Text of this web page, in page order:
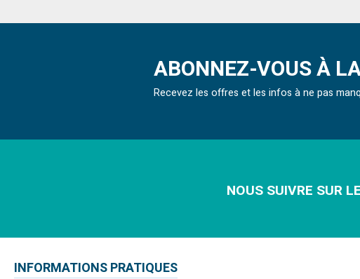
ABONNEZ-VOUS À
Recevez les offres et les infos à ne pas
NOUS SUIVRE SUR
INFORMATIONS PRATIQUES